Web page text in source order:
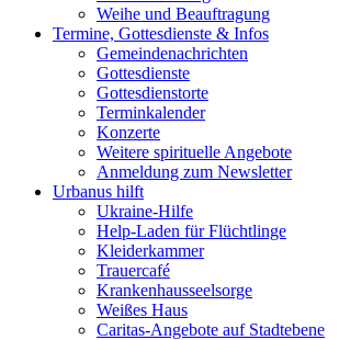
Weihe und Beauftragung
Termine, Gottesdienste & Infos
Gemeindenachrichten
Gottesdienste
Gottesdienstorte
Terminkalender
Konzerte
Weitere spirituelle Angebote
Anmeldung zum Newsletter
Urbanus hilft
Ukraine-Hilfe
Help-Laden für Flüchtlinge
Kleiderkammer
Trauercafé
Krankenhausseelsorge
Weißes Haus
Caritas-Angebote auf Stadtebene